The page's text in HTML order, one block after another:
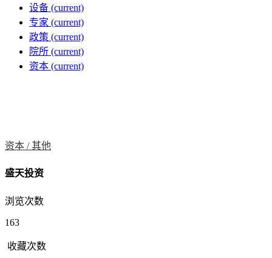
设备 (current)
专家 (current)
政策 (current)
院所 (current)
资本 (current)
资本 /其他
盛天投资
浏览次数
163
收藏次数